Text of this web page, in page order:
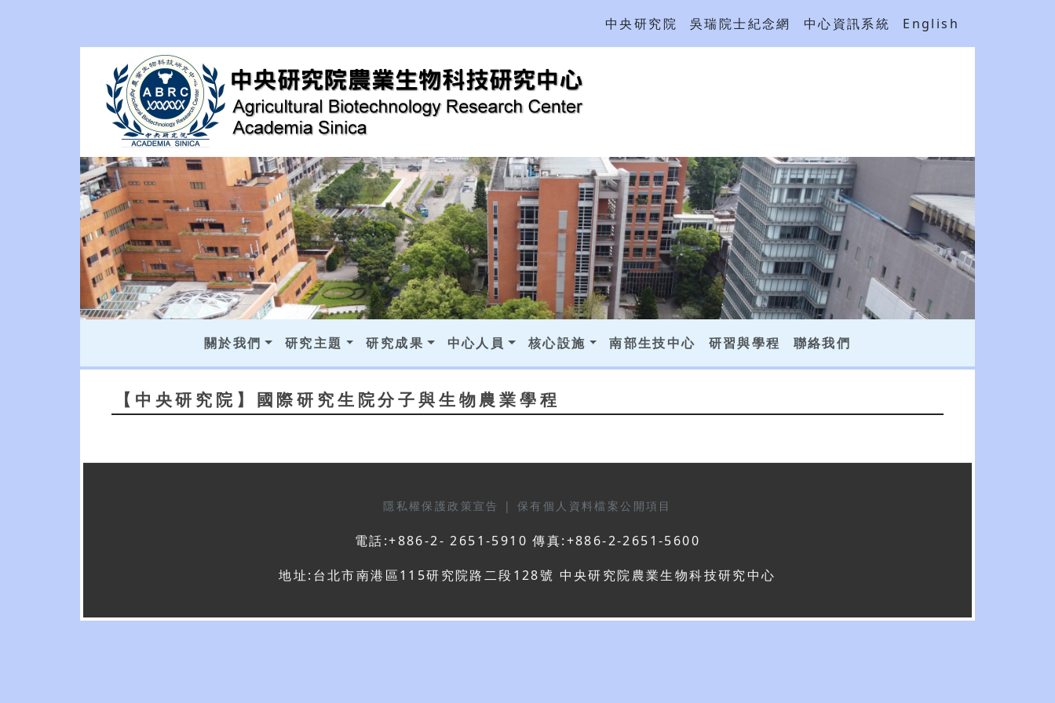
中央研究院 吳瑞院士紀念網 中心資訊系統 English
關於我們 研究主題 研究成果 中心人員 核心設施 南部生技中心 研習與學程 聯絡我們
【中央研究院】國際研究生院分子與生物農業學程
隱私權保護政策宣告 | 保有個人資料檔案公開項目
電話:+886-2- 2651-5910 傳真:+886-2-2651-5600
地址:台北市南港區115研究院路二段128號 中央研究院農業生物科技研究中心